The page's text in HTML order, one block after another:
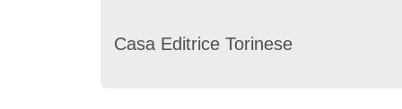
Casa Editrice Torinese